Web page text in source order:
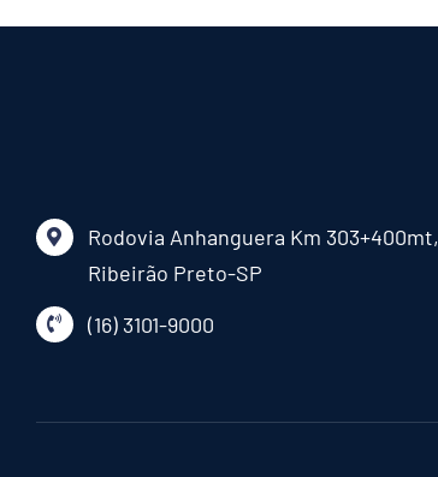
Rodovia Anhanguera Km 303+400mt,
Ribeirão Preto-SP
(16) 3101-9000